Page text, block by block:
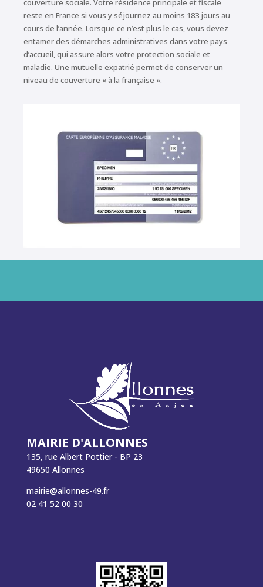
couverture sociale. Votre résidence principale et fiscale
reste en France si vous y séjournez au moins 183 jours au
cours de l’année. Lorsque ce n’est plus le cas, vous devez
entamer des démarches administratives dans votre pays
d’accueil, qui assure alors votre protection sociale et
maladie. Une mutuelle expatrié permet de conserver un
niveau de couverture « à la française ».
MAIRIE D'ALLONNES
135, rue Albert Pottier - BP 23
49650 Allonnes
mairie@allonnes-49.fr
02 41 52 00 30